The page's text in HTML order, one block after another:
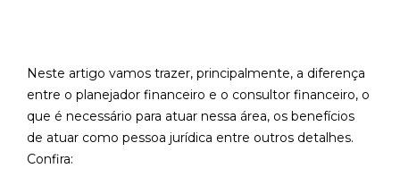
Neste artigo vamos trazer, principalmente, a diferença
entre o planejador financeiro e o consultor financeiro, o
que é necessário para atuar nessa área, os benefícios
de atuar como pessoa jurídica entre outros detalhes.
Confira: